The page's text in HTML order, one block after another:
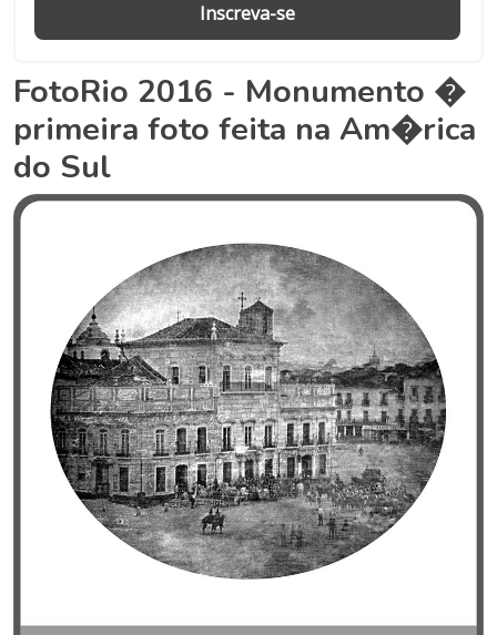
FotoRio 2016 - Monumento �
primeira foto feita na Am�rica
do Sul
Inscreva-se